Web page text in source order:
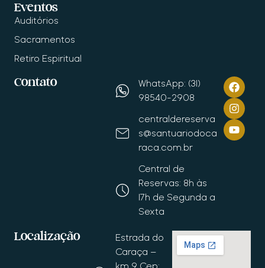
Eventos
Auditórios
Sacramentos
Retiro Espiritual
Contato
WhatsApp: (31)
98540-2908
centraldereserva
s@santuariodoca
raca.com.br
Central de
Reservas: 8h às
17h de Segunda a
Sexta
Localização
Estrada do
Caraça –
km 9 Cep: